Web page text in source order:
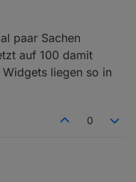
paar Sachen
auf 100 damit
liegen so in
0